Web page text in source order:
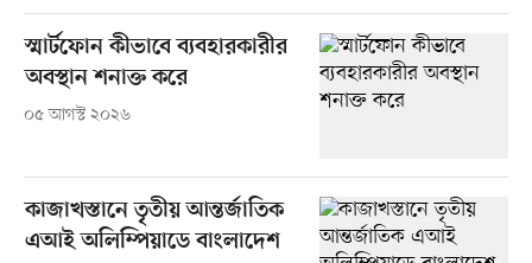
স্মার্টফোন কীভাবে ব্যবহারকারীর
অবস্থান শনাক্ত করে
০৫ আগস্ট ২০২৬
কাজাখস্তানে তৃতীয় আন্তর্জাতিক
এআই অলিম্পিয়াডে বাংলাদেশ